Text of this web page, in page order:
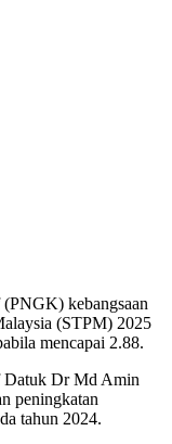
kebangsaan
(STPM) 2025
mencapai 2.88.
Datuk Dr Md Amin
peningkatan
tahun 2024.